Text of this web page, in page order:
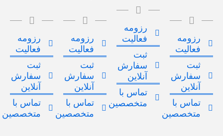
رزومه
فعالیت
ثبت
سفارش
آنلاین
تماس با
متخصصین
رزومه
فعالیت
ثبت
سفارش
آنلاین
تماس با
متخصصین
رزومه
فعالیت
ثبت
سفارش
آنلاین
تماس با
متخصصین
رزومه
فعالیت
ثبت
سفارش
آنلاین
تماس با
متخصصین